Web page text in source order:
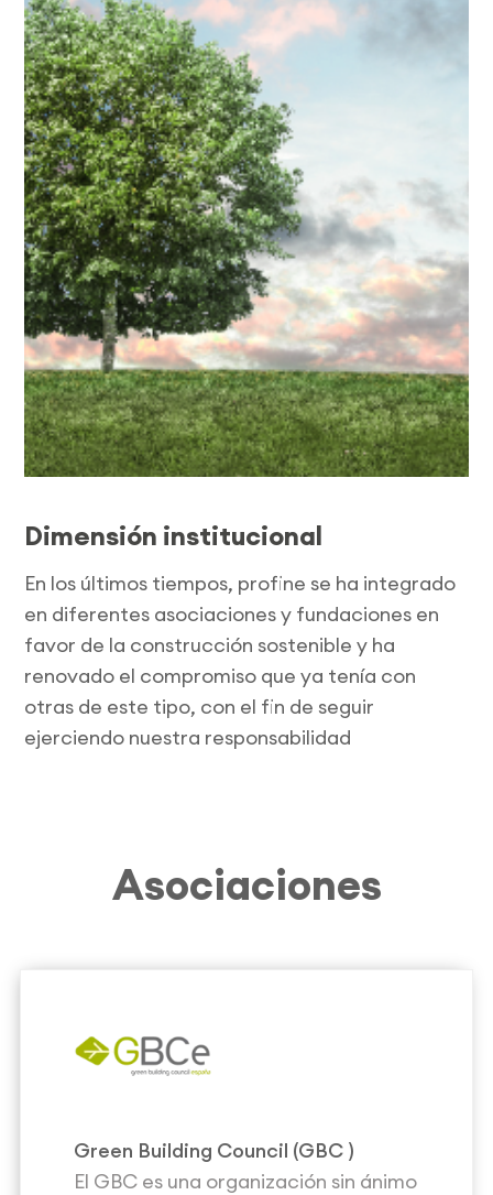
Dimensión institucional
En los últimos tiempos, profine se ha integrado
en diferentes asociaciones y fundaciones en
favor de la construcción sostenible y ha
renovado el compromiso que ya tenía con
otras de este tipo, con el fin de seguir
ejerciendo nuestra responsabilidad
Asociaciones
Green Building Council (GBC)
El GBC es una organización sin ánimo